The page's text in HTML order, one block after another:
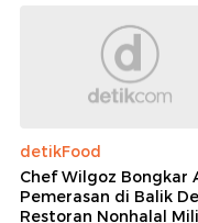
detikFood
Chef Wilgoz Bongkar
Pemerasan di Balik
Restoran Nonhalal